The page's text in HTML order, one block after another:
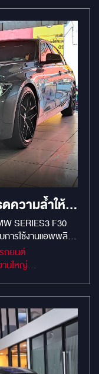
นง่าย:
ะบบ iDrive เดิม หรือ
เบื่อ สลัดภาพจำ
ความล้ำให้
ยด์ตรงรุ่น
หลัง การใช้